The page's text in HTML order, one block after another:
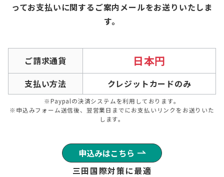
ってお支払いに関するご案内メールをお送りいたしま
す。
ご請求通貨 日本円
支払い方法 クレジットカードのみ
※Paypalの決済システムを利用しております。
※申込みフォーム送信後、翌営業日までにお支払いリンクをお送りいた
します。
申込みはこちら
三田国際対策に最適